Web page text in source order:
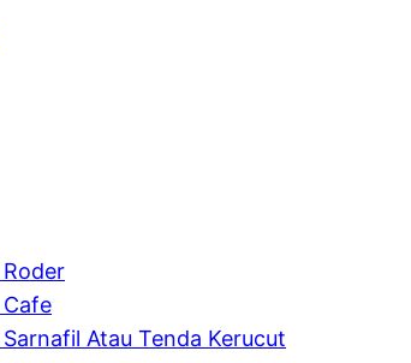
Atau Tenda Kerucut